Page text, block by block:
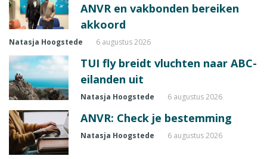
ANVR en vakbonden bereiken
akkoord
Natasja Hoogstede 6 augustus 2026
TUI fly breidt vluchten naar ABC-
eilanden uit
Natasja Hoogstede 6 augustus 2026
ANVR: Check je bestemming
Natasja Hoogstede 6 augustus 2026